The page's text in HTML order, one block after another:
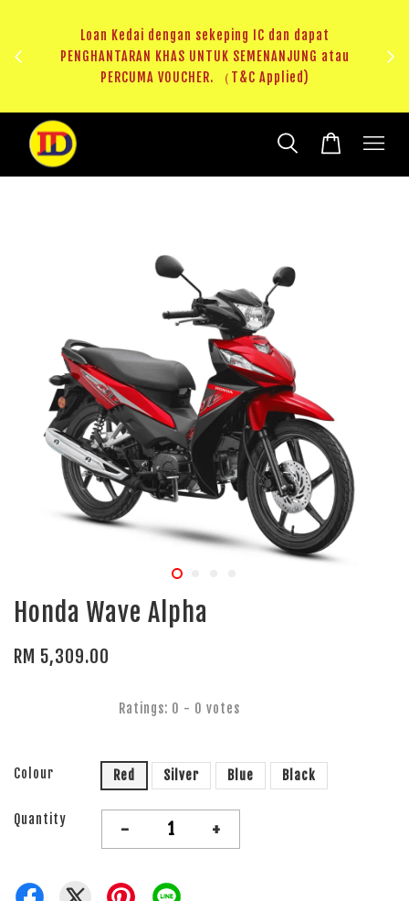
RM20 Voucher Khas untuk sparepart atau accessories
Honda Wave Alpha
RM 5,309.00
Ratings: 0 - 0 votes
Colour Red Silver Blue Black
Quantity - +